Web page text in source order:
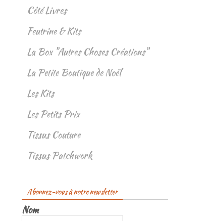
Côté Livres
Feutrine & Kits
La Box "Autres Choses Créations"
La Petite Boutique de Noël
Les Kits
Les Petits Prix
Tissus Couture
Tissus Patchwork
Abonnez-vous à notre newsletter
Nom